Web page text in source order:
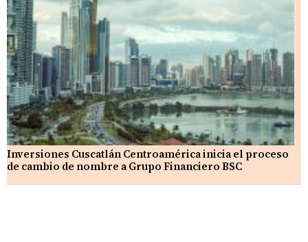
Inversiones Cuscatlán Centroamérica inicia el proceso
de cambio de nombre a Grupo Financiero BSC